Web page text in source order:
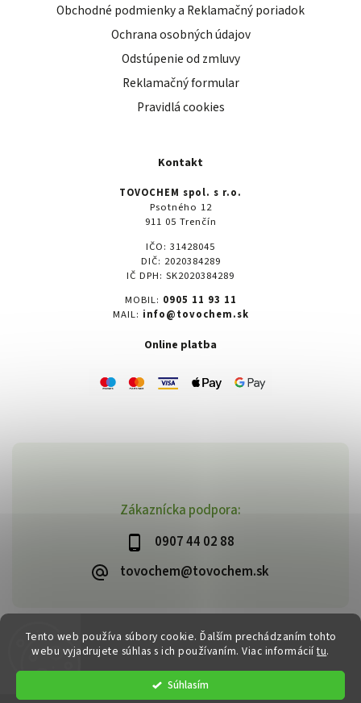
Tento web používa súbory cookie. Ďalším prechádzaním tohto
webu vyjadrujete súhlas s ich používaním. Viac informáciítu.
Súhlasím
Zákaznícka podpora:
0907 44 02 88
tovochem@tovochem.sk
Obchodné podmienky a Reklamačný poriadok
Ochrana osobných údajov
Odstúpenie od zmluvy
Reklamačný formular
Pravidlá cookies
Kontakt
TOVOCHEM spol. s r.o.
Psotného 12
911 05 Trenčín
IČO: 31428045
DIČ: 2020384289
IČ DPH: SK2020384289
MOBIL: 0905 11 93 11
MAIL: info@tovochem.sk
Online platba
Copyright 2026TOVOCHEM.sk. Všetky práva vyhradené.